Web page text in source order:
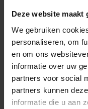
Deze website maakt
We gebruiken
personaliseren, om
en om ons
informatie over uw
partners voor social
partners kunnen
informatie die u aan
Sluiting
Bovenmateriaal
Voering
Neusbeveiliging